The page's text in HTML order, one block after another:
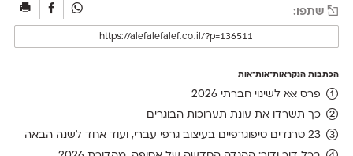
שתפו:
הכתבות הנקראות־אות־אות
פרס אאא לשינוי חברתי 2026
כך תשרדו את עונת תערוכות הבוגרים
23 טרנדים טיפוגרפיים בעיצוב גרפי עברי, ועוד אחד לשנה הבאה